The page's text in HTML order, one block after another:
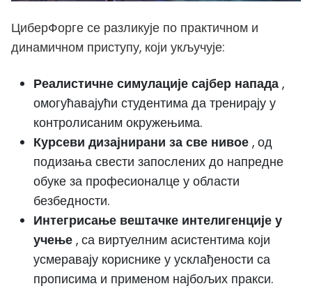
ЦиберФорге се разликује по практичном и
динамичном приступу, који укључује:
Реалистичне симулације сајбер напада ,
омогућавајући студентима да тренирају у
контролисаним окружењима.
Курсеви дизајнирани за све нивое , од
подизања свести запослених до напредне
обуке за професионалце у области
безбедности.
Интегрисање вештачке интелигенције у
учење , са виртуелним асистентима који
усмеравају кориснике у усклађености са
прописима и применом најбољих пракси.